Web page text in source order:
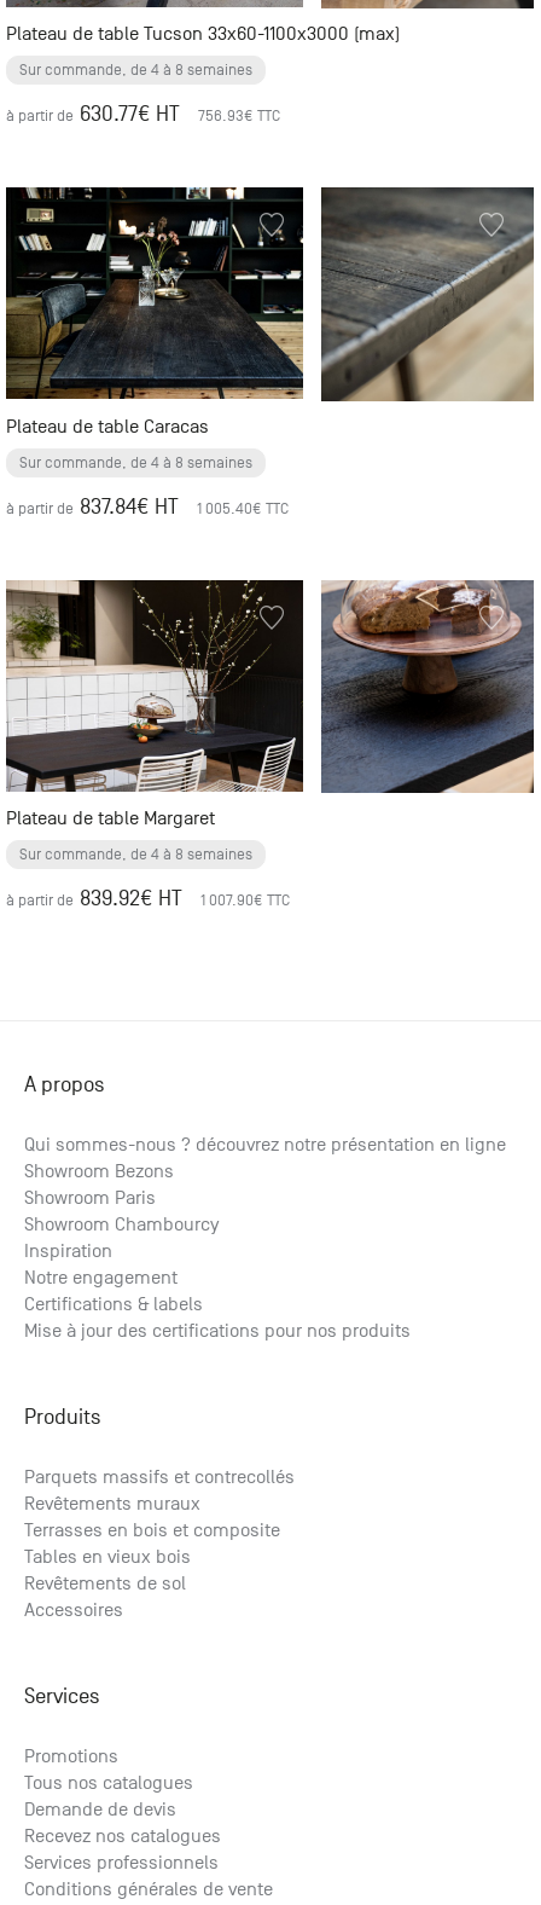
Plateau de table Tucson 33x60-1100x3000 (max)
Sur commande, de 4 à 8 semaines
à partir de 630.77€ HT 756.93€ TTC
Plateau de table Caracas
Sur commande, de 4 à 8 semaines
à partir de 837.84€ HT 1 005.40€ TTC
Plateau de table Margaret
Sur commande, de 4 à 8 semaines
à partir de 839.92€ HT 1 007.90€ TTC
A propos
Qui sommes-nous ? découvrez notre présentation en ligne
Showroom Bezons
Showroom Paris
Showroom Chambourcy
Inspiration
Notre engagement
Certifications & labels
Mise à jour des certifications pour nos produits
Produits
Parquets massifs et contrecollés
Revêtements muraux
Terrasses en bois et composite
Tables en vieux bois
Revêtements de sol
Accessoires
Services
Promotions
Tous nos catalogues
Demande de devis
Recevez nos catalogues
Services professionnels
Conditions générales de vente